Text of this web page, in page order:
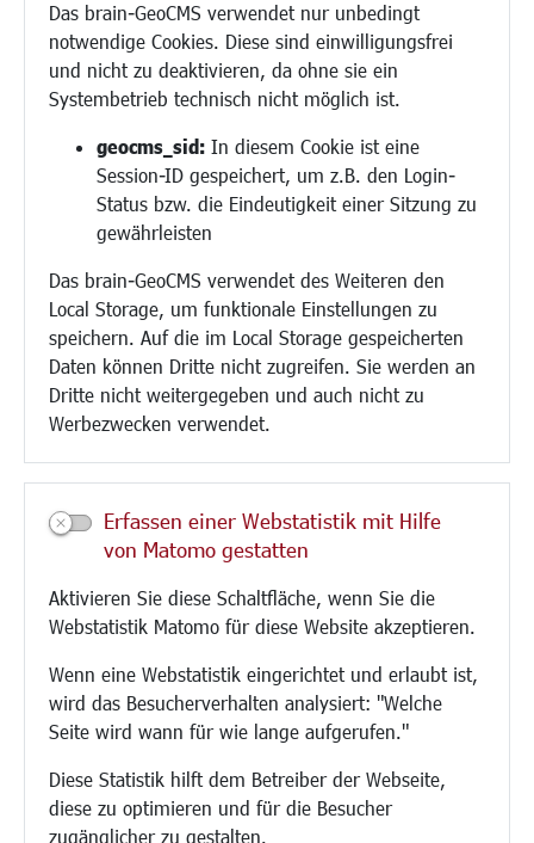
Das brain-GeoCMS verwendet nur unbedingt
notwendige Cookies. Diese sind einwilligungsfrei
und nicht zu deaktivieren, da ohne sie ein
Systembetrieb technisch nicht möglich ist.
geocms_sid: In diesem Cookie ist eine
Session-ID gespeichert, um z.B. den Login-
Status bzw. die Eindeutigkeit einer Sitzung zu
gewährleisten
Das brain-GeoCMS verwendet des Weiteren den
Local Storage, um funktionale Einstellungen zu
speichern. Auf die im Local Storage gespeicherten
Daten können Dritte nicht zugreifen. Sie werden an
Dritte nicht weitergegeben und auch nicht zu
Werbezwecken verwendet.
Erfassen einer Webstatistik mit Hilfe
von Matomo gestatten
Aktivieren Sie diese Schaltfläche, wenn Sie die
Webstatistik Matomo für diese Website akzeptieren.
Wenn eine Webstatistik eingerichtet und erlaubt ist,
wird das Besucherverhalten analysiert: "Welche
Seite wird wann für wie lange aufgerufen."
Diese Statistik hilft dem Betreiber der Webseite,
diese zu optimieren und für die Besucher
zugänglicher zu gestalten.
Demokratie leben
Ukrainehilfe
Hilfe für Geflüchtete
Religion
Bauen/Umwelt/Mobilität
Bebauungsplanung
Verkehr/Mobilität
Glasfaserausbau
Aktuelle Baustellen
Paddelteich
CINDY S
Kultur/Freizeit/Tourismus
Veranstaltungen
Neue Stadthalle Langen
Bäder
Musikschule
Stadtbücherei
Stadtarchiv
Museen
Hotels/Unterkünfte
Gastronomie
Kunstszene